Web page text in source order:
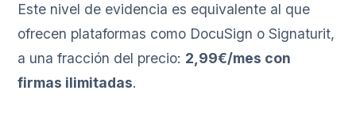
Este nivel de evidencia es equivalente al que
ofrecen plataformas como DocuSign o Signaturit,
a una fracción del precio: 2,99€/mes con
firmas ilimitadas.